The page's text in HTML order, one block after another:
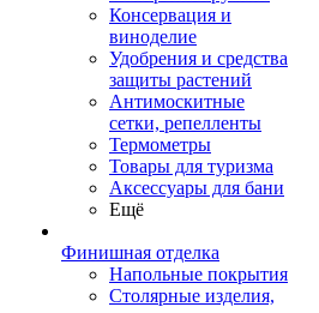
Консервация и
виноделие
Удобрения и средства
защиты растений
Антимоскитные
сетки, репелленты
Термометры
Товары для туризма
Аксессуары для бани
Ещё
Финишная отделка
Напольные покрытия
Столярные изделия,